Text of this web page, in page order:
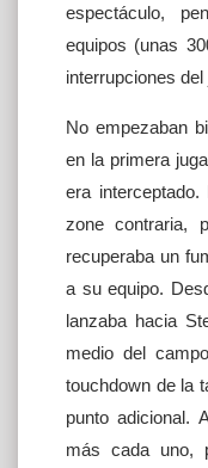
espectáculo,
equipos (unas
interrupciones del
No empezaban
en la primera
era
zone contraria,
recuperaba un
a su equipo.
lanzaba hacia
medio del
touchdown de la
punto adicional.
más cada uno,